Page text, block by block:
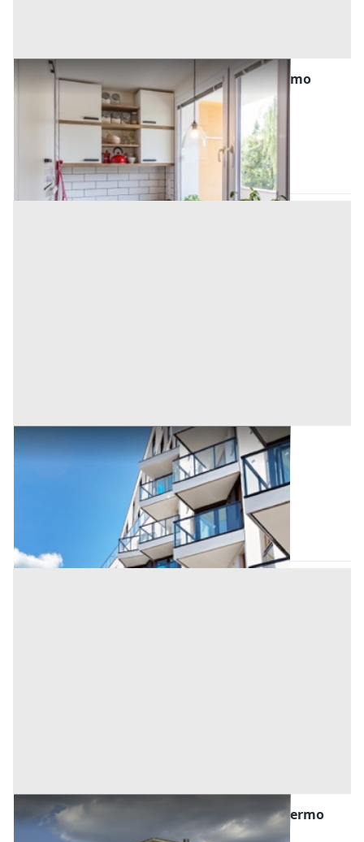
Abitazione di Tipo Popolare all'asta a Palermo
(Palermo)
16.875 € 22.500 €
Codice asta:AE9152455
Asta chiusa
Appartamento all'asta a Palermo
(Palermo)
26.000 €
AW5143554
Abitazione di Tipo Economico all'asta a Palermo
Offerta minima